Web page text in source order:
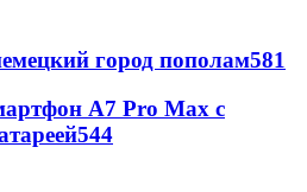
город пополам581
A7 Pro Max с
544